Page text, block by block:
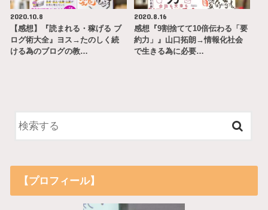
2020.10.8
【感想】『読まれる・稼げる ブ
ログ術大全』ヨス→たのしく続
ける為のブログの教…
2020.8.16
感想『9割捨てて10倍伝わる「要
約力」』山口拓朗→情報化社会
で生きる為に必要…
【プロフィール】